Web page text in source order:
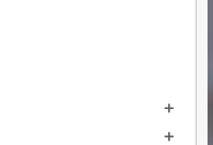

